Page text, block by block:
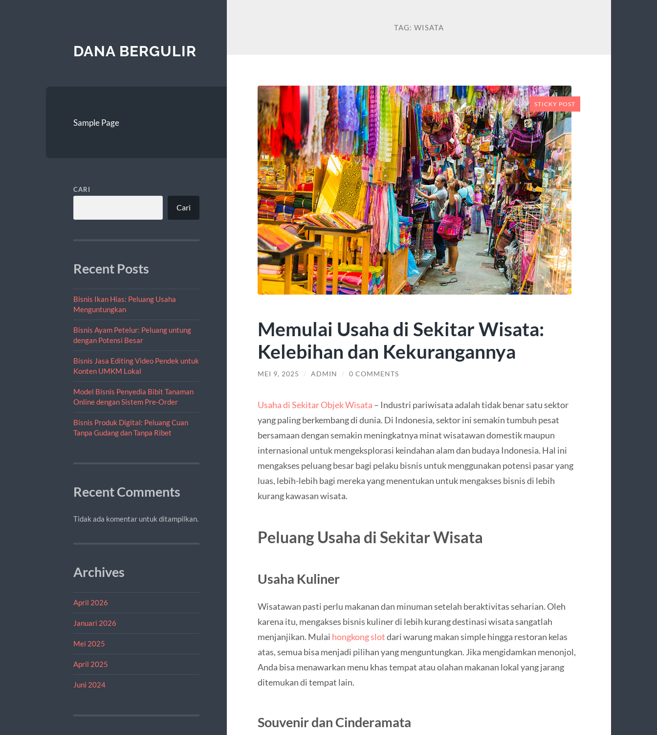
DANA BERGULIR
Sample Page
CARI
Cari
Recent Posts
Bisnis Ikan Hias: Peluang Usaha
Menguntungkan
Bisnis Ayam Petelur: Peluang untung
dengan Potensi Besar
Bisnis Jasa Editing Video Pendek untuk
Konten UMKM Lokal
Model Bisnis Penyedia Bibit Tanaman
Online dengan Sistem Pre-Order
Bisnis Produk Digital: Peluang Cuan
Tanpa Gudang dan Tanpa Ribet
Recent Comments
Tidak ada komentar untuk ditampilkan.
Archives
April 2026
Januari 2026
Mei 2025
April 2025
Juni 2024
TAG: WISATA
STICKY POST
Memulai Usaha di Sekitar Wisata:
Kelebihan dan Kekurangannya
MEI 9, 2025 / ADMIN / 0 COMMENTS
Usaha di Sekitar Objek Wisata – Industri pariwisata adalah tidak benar satu sektor
yang paling berkembang di dunia. Di Indonesia, sektor ini semakin tumbuh pesat
bersamaan dengan semakin meningkatnya minat wisatawan domestik maupun
internasional untuk mengeksplorasi keindahan alam dan budaya Indonesia. Hal ini
mengakses peluang besar bagi pelaku bisnis untuk menggunakan potensi pasar yang
luas, lebih-lebih bagi mereka yang menentukan untuk mengakses bisnis di lebih
kurang kawasan wisata.
Peluang Usaha di Sekitar Wisata
Usaha Kuliner
Wisatawan pasti perlu makanan dan minuman setelah beraktivitas seharian. Oleh
karena itu, mengakses bisnis kuliner di lebih kurang destinasi wisata sangatlah
menjanjikan. Mulai hongkong slotdari warung makan simple hingga restoran kelas
atas, semua bisa menjadi pilihan yang menguntungkan. Jika mengidamkan menonjol,
Anda bisa menawarkan menu khas tempat atau olahan makanan lokal yang jarang
ditemukan di tempat lain.
Souvenir dan Cinderamata